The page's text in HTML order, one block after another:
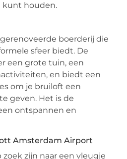
kunt houden.
boerderij die
sfeer biedt. De
een grote tuin, een
en biedt een
om je bruiloft een
geven. Het is de
ontspannen en
Amsterdam Airport
zijn naar een vleugje